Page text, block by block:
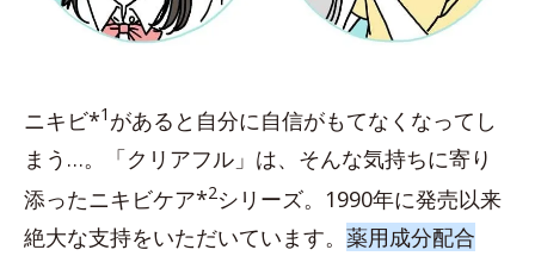
ニキビ*1 があると自分に自信がもてなくなってし
まう…。「クリアフル」は、そんな気持ちに寄り
添ったニキビケア*2シリーズ。1990年に発売以来
絶大な支持をいただいています。 薬用成分配合